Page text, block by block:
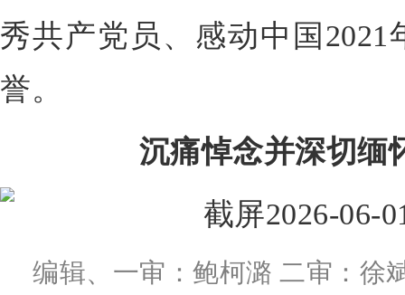
秀共产党员、感动中国
誉。
沉痛悼念并深切缅
编辑、一审：鲍柯潞 二审：徐